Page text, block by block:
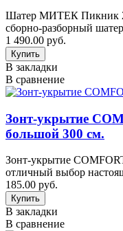
Шатер МИТЕК Пикник
сборно-разборный
1 490.00 руб.
В закладки
В сравнение
Зонт-укрытие
большой 300 см.
Зонт-укрытие
отличный выбор
185.00 руб.
В закладки
В сравнение